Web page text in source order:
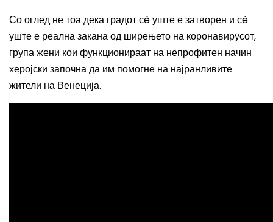
Со оглед не тоа дека градотсè уште е затворен и сè
уште е реална закана од ширењето на коронавирусот,
група жени кои функционираат на непрофитен начин
херојски започна да им помогне на најранливите
жители на Венеција.